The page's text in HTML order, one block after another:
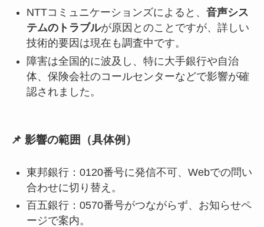
NTTコミュニケーションズによると、 音声シス
テムのトラブルが原因とのことですが、詳しい
技術的要因は現在も調査中です。
障害は全国的に波及し、特に大手銀行や自治
体、保険会社のコールセンターなどで影響が確
認されました。
📌 影響の範囲（具体例）
東邦銀行：0120番号に発信不可、Webでの問い
合わせに切り替え。
百五銀行：0570番号がつながらず、お知らせペ
ージで案内。